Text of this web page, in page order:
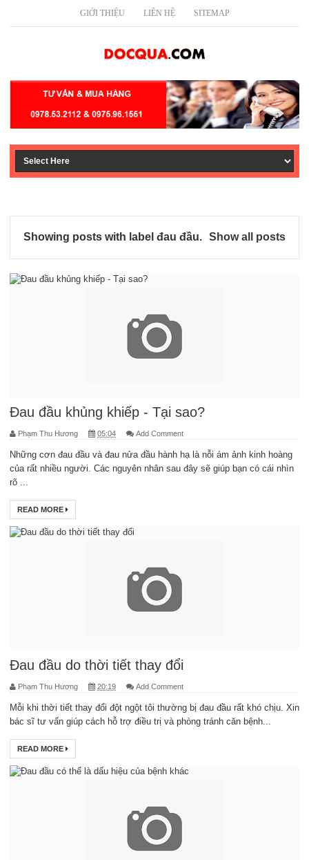
GIỚI THIỆU LIÊN HỆ SITEMAP
Showing posts with label đau đầu. Show all posts
Đau đầu khủng khiếp - Tại sao?
Phạm Thu Hương 05:04 Add Comment
Những cơn đau đầu và đau nửa đầu hành hạ là nỗi ám ảnh kinh hoàng
của rất nhiều người. Các nguyên nhân sau đây sẽ giúp bạn có cái nhìn
rõ ...
READ MORE
Đau đầu do thời tiết thay đổi
Phạm Thu Hương 20:19 Add Comment
Mỗi khi thời tiết thay đổi đột ngột tôi thường bị đau đầu rất khó chịu. Xin
bác sĩ tư vấn giúp cách hỗ trợ điều trị và phòng tránh căn bệnh...
READ MORE